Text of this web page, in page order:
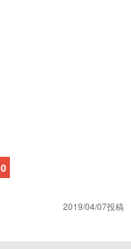
0
2019/04/07投稿